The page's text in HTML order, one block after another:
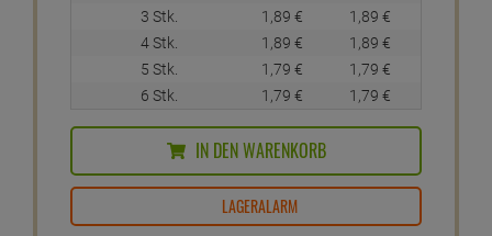
3 Stk.
1, 89 € 1, 89 €
4 Stk.
1, 89 € 1, 89 €
5 Stk.
1, 79 € 1, 79 €
6 Stk.
1, 79 € 1, 79 €
IN DEN WARENKORB
LAGERALARM